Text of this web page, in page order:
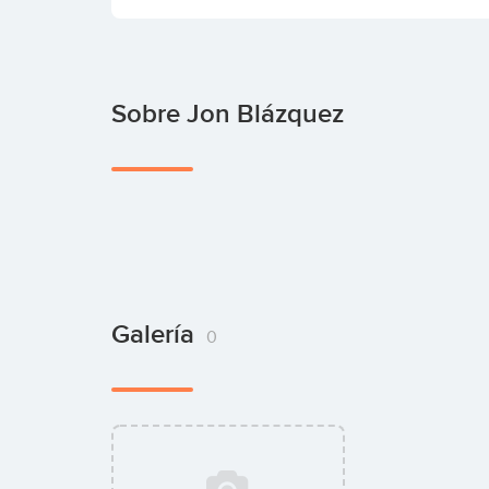
Sobre Jon Blázquez
Galería 0